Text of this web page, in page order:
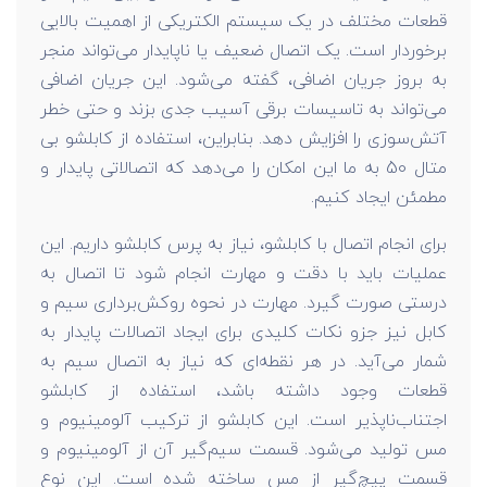
قطعات مختلف در یک سیستم الکتریکی از اهمیت بالایی
برخوردار است. یک اتصال ضعیف یا ناپایدار می‌تواند منجر
به بروز جریان اضافی، گفته می‌شود. این جریان اضافی
می‌تواند به تاسیسات برقی آسیب جدی بزند و حتی خطر
آتش‌سوزی را افزایش دهد. بنابراین، استفاده از کابلشو بی
متال 50 به ما این امکان را می‌دهد که اتصالاتی پایدار و
مطمئن ایجاد کنیم.
برای انجام اتصال با کابلشو، نیاز به پرس کابلشو داریم. این
عملیات باید با دقت و مهارت انجام شود تا اتصال به
درستی صورت گیرد. مهارت در نحوه روکش‌برداری سیم و
کابل نیز جزو نکات کلیدی برای ایجاد اتصالات پایدار به
شمار می‌آید. در هر نقطه‌ای که نیاز به اتصال سیم به
قطعات وجود داشته باشد، استفاده از کابلشو
اجتناب‌ناپذیر است. این کابلشو از ترکیب آلومینیوم و
مس تولید می‌شود. قسمت سیم‌گیر آن از آلومینیوم و
قسمت پیچ‌گیر از مس ساخته شده است. این نوع